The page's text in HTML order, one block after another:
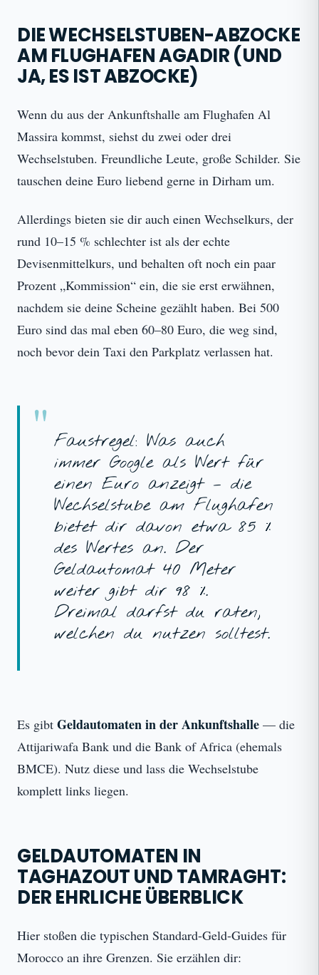
DIE WECHSELSTUBEN-ABZOCKE
AM FLUGHAFEN AGADIR (UND
JA, ES IST ABZOCKE)
Wenn du aus der Ankunftshalle am Flughafen Al
Massira kommst, siehst du zwei oder drei
Wechselstuben. Freundliche Leute, große Schilder. Sie
tauschen deine Euro liebend gerne in Dirham um.
Allerdings bieten sie dir auch einen Wechselkurs, der
rund 10–15 % schlechter ist als der echte
Devisenmittelkurs, und behalten oft noch ein paar
Prozent „Kommission“ ein, die sie erst erwähnen,
nachdem sie deine Scheine gezählt haben. Bei 500
Euro sind das mal eben 60–80 Euro, die weg sind,
noch bevor dein Taxi den Parkplatz verlassen hat.
Faustregel: Was auch
immer Google als Wert für
einen Euro anzeigt – die
Wechselstube am Flughafen
bietet dir davon etwa 85 %
des Wertes an. Der
Geldautomat 40 Meter
weiter gibt dir 98 %.
Dreimal darfst du raten,
welchen du nutzen solltest.
Es gibt Geldautomaten in der Ankunftshalle — die
Attijariwafa Bank und die Bank of Africa (ehemals
BMCE). Nutz diese und lass die Wechselstube
komplett links liegen.
GELDAUTOMATEN IN
TAGHAZOUT UND TAMRAGHT:
DER EHRLICHE ÜBERBLICK
Hier stoßen die typischen Standard-Geld-Guides für
Morocco an ihre Grenzen. Sie erzählen dir: